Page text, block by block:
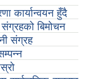
कार्यान्वयन हुँदै
संग्रहको बिमोचन
संग्रह